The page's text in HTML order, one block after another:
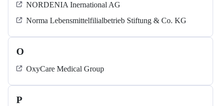
NORDENIA Inernational AG
Norma Lebensmittelfilialbetrieb Stiftung & Co. KG
O
OxyCare Medical Group
P